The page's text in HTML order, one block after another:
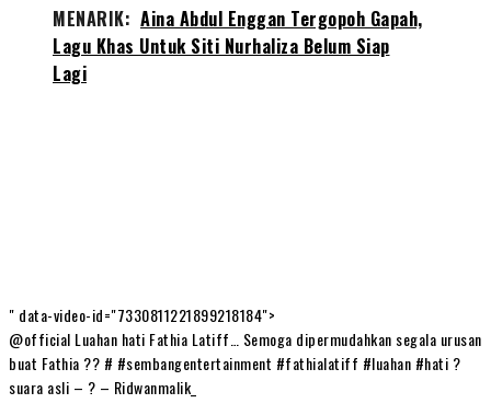
MENARIK: Aina Abdul Enggan Tergopoh Gapah,
Lagu Khas Untuk Siti Nurhaliza Belum Siap
Lagi
" data-video-id="7330811221899218184">
@official Luahan hati Fathia Latiff… Semoga dipermudahkan segala urusan
buat Fathia ?? # #sembangentertainment #fathialatiff #luahan #hati ?
suara asli – ? – Ridwanmalik_